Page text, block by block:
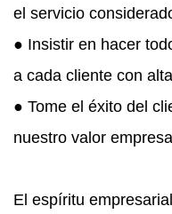
el servicio
● Insistir en hacer
a cada cliente con
● Tome el éxito del
nuestro valor
El espíritu